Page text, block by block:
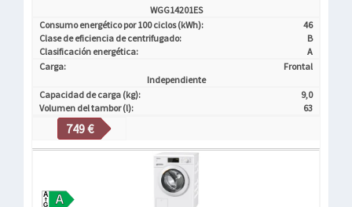
WGG14201ES
Consumo energético por 100 ciclos (kWh):
46
Clase de eficiencia de centrifugado:
B
Clasificación energética:
A
Carga:
Frontal
Independiente
Capacidad de carga (kg):
9,0
Volumen del tambor (l):
63
749 €